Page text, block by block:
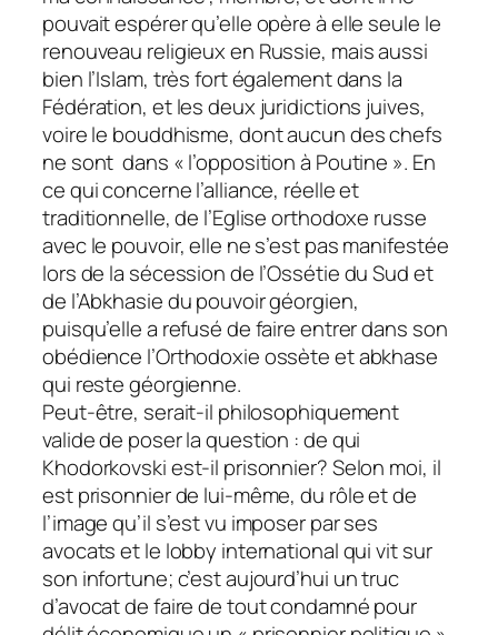
pouvait espérer qu’elle opère à elle seule le
renouveau religieux en Russie, mais aussi
bien l’Islam, très fort également dans la
Fédération, et les deux juridictions juives,
voire le bouddhisme, dont aucun des chefs
ne sont dans « l’opposition à Poutine ». En
ce qui concerne l’alliance, réelle et
traditionnelle, de l’Eglise orthodoxe russe
avec le pouvoir, elle ne s’est pas manifestée
lors de la sécession de l’Ossétie du Sud et
de l’Abkhasie du pouvoir géorgien,
puisqu’elle a refusé de faire entrer dans son
obédience l’Orthodoxie ossète et abkhase
qui reste géorgienne.
Peut-être, serait-il philosophiquement
valide de poser la question : de qui
Khodorkovski est-il prisonnier? Selon moi, il
est prisonnier de lui-même, du rôle et de
l’image qu’il s’est vu imposer par ses
avocats et le lobby international qui vit sur
son infortune; c’est aujourd’hui un truc
d’avocat de faire de tout condamné pour